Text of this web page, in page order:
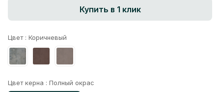
Купить в 1 клик
Цвет : Коричневый
Цвет керна : Полный окрас